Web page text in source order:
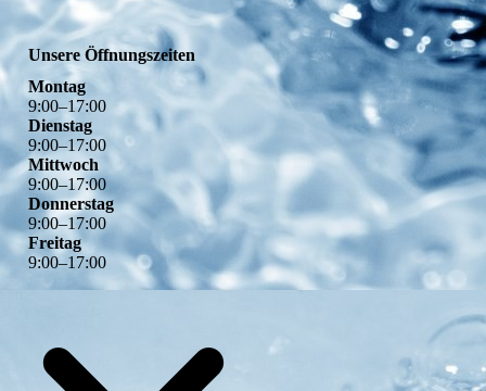
Unsere Öffnungszeiten
Montag
9:00–17:00
Dienstag
9:00–17:00
Mittwoch
9:00–17:00
Donnerstag
9:00–17:00
Freitag
9:00–17:00